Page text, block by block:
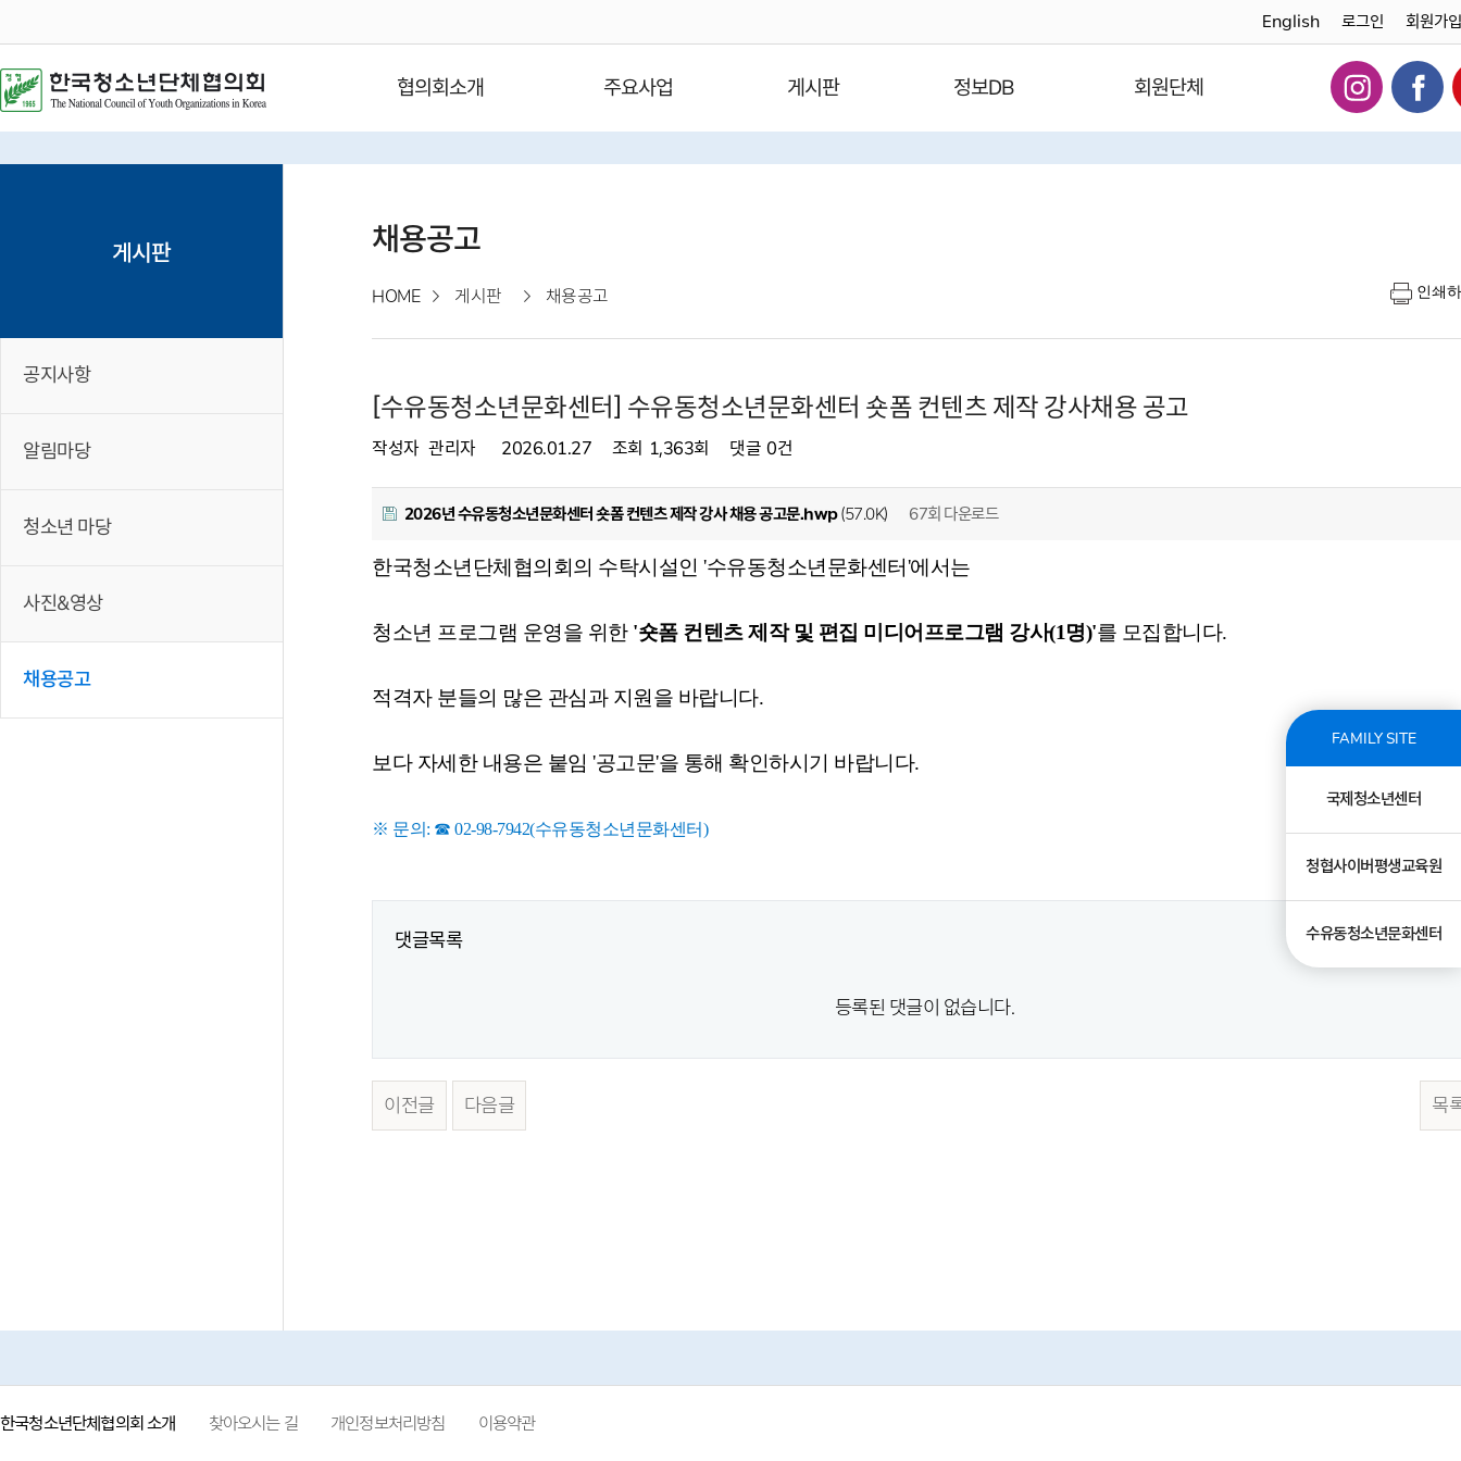
English 로그인 회원가입
협의회소개 주요사업 게시판 정보DB 회원단체
FAMILY SITE
국제청소년센터
청협사이버평생교육원
수유동청소년문화센터
게시판
공지사항
알림마당
청소년 마당
사진&영상
채용공고
채용공고
HOME 게시판 채용공고 인쇄
[수유동청소년문화센터] 수유동청소년문화센터 숏폼 컨텐츠 제작 강사채용 공고
작성자 관리자 2026.01.27 조회 1,363회 댓글 0건
2026년 수유동청소년문화센터 숏폼 컨텐츠 제작 강사 채용 공고문.hwp(57.0K) 67회 다운로드
한국청소년단체협의회의 수탁시설인 '수유동청소년문화센터'에서는
청소년 프로그램 운영을 위한 '숏폼 컨텐츠 제작 및 편집 미디어프로그램 강사(1명)'를 모집합니다.
적격자 분들의 많은 관심과 지원을 바랍니다.
보다 자세한 내용은 붙임 '공고문'을 통해 확인하시기 바랍니다.
※ 문의: ☎ 02-98-7942(수유동청소년문화센터)
댓글목록
등록된 댓글이 없습니다.
이전글 다음글 목
한국청소년단체협의회 소개 찾아오시는 길 개인정보처리방침 이용약관